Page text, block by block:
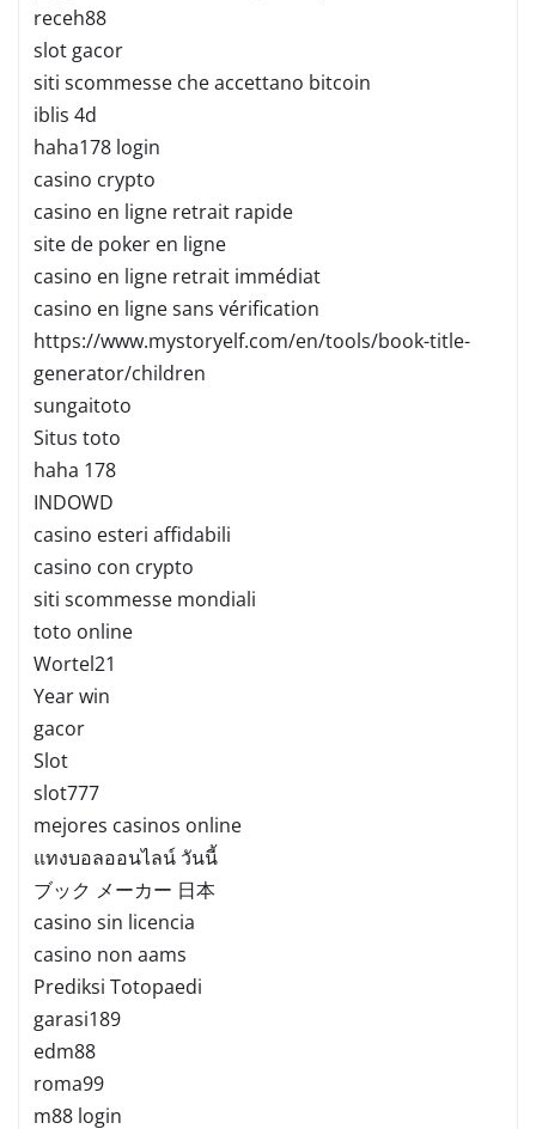
receh88
slot gacor
siti scommesse che accettano bitcoin
iblis 4d
haha178 login
casino crypto
casino en ligne retrait rapide
site de poker en ligne
casino en ligne retrait immédiat
casino en ligne sans vérification
https://www.mystoryelf.com/en/tools/book-title-
generator/children
sungaitoto
Situs toto
haha 178
INDOWD
casino esteri affidabili
casino con crypto
siti scommesse mondiali
toto online
Wortel21
Year win
gacor
Slot
slot777
mejores casinos online
แทงบอลออนไลน์ วันนี้
ブック メーカー 日本
casino sin licencia
casino non aams
Prediksi Totopaedi
garasi189
edm88
roma99
m88 login